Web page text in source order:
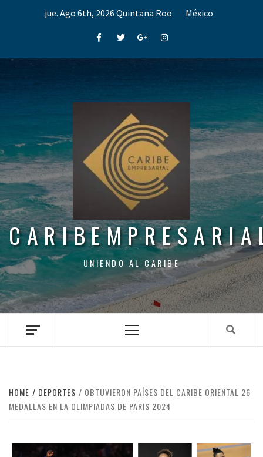
jue. Ago 6th, 2026 Quintana Roo México
FacebookTwitterGoogle+Instagram
UNIENDO AL CARIBE
Menu
HOME DEPORTES
OBTUVIERON PAÍSES DEL CARIBE ORIENTAL 26
MEDALLAS EN LA OLIMPIADAS DE PARIS 2024